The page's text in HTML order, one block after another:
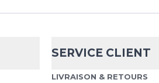
SERVICE CLIENT
LIVRAISON & RETOURS